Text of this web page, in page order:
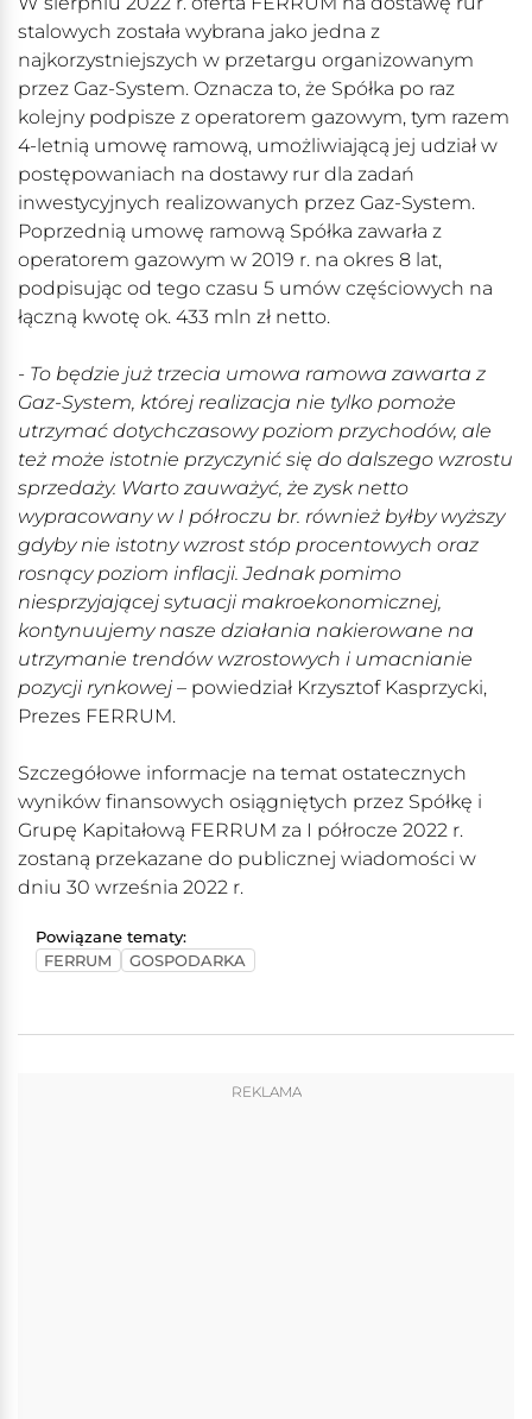
stalowych została wybrana jako jedna z
najkorzystniejszych w przetargu organizowanym
przez Gaz-System. Oznacza to, że Spółka po raz
kolejny podpisze z operatorem gazowym, tym razem
4-letnią umowę ramową, umożliwiającą jej udział w
postępowaniach na dostawy rur dla zadań
inwestycyjnych realizowanych przez Gaz-System.
Poprzednią umowę ramową Spółka zawarła z
operatorem gazowym w 2019 r. na okres 8 lat,
podpisując od tego czasu 5 umów częściowych na
łączną kwotę ok. 433 mln zł netto.
- To będzie już trzecia umowa ramowa zawarta z
Gaz-System, której realizacja nie tylko pomoże
utrzymać dotychczasowy poziom przychodów, ale
też może istotnie przyczynić się do dalszego wzrostu
sprzedaży. Warto zauważyć, że zysk netto
wypracowany w I półroczu br. również byłby wyższy
gdyby nie istotny wzrost stóp procentowych oraz
rosnący poziom inflacji. Jednak pomimo
niesprzyjającej sytuacji makroekonomicznej,
kontynuujemy nasze działania nakierowane na
utrzymanie trendów wzrostowych i umacnianie
pozycji rynkowej – powiedział Krzysztof Kasprzycki,
Prezes FERRUM.
Szczegółowe informacje na temat ostatecznych
wyników finansowych osiągniętych przez Spółkę i
Grupę Kapitałową FERRUM za I półrocze 2022 r.
zostaną przekazane do publicznej wiadomości w
dniu 30 września 2022 r.
Powiązane tematy:
FERRUM
GOSPODARKA
REKLAMA